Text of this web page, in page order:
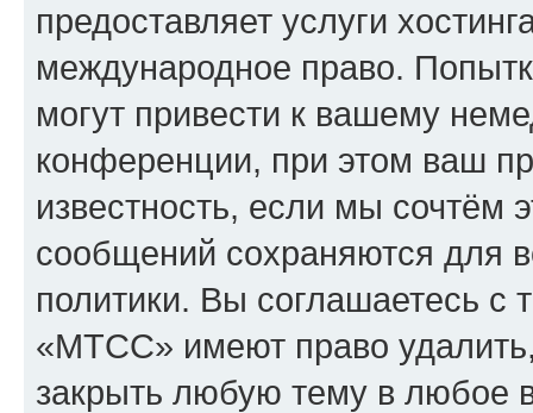
предоставляет услуги
международное право.
могут привести к вашему
конференции, при этом ваш
известность, если мы сочтём
сообщений сохраняются для
политики. Вы соглашаетесь
«МТСС» имеют право удалить,
закрыть любую тему в любое